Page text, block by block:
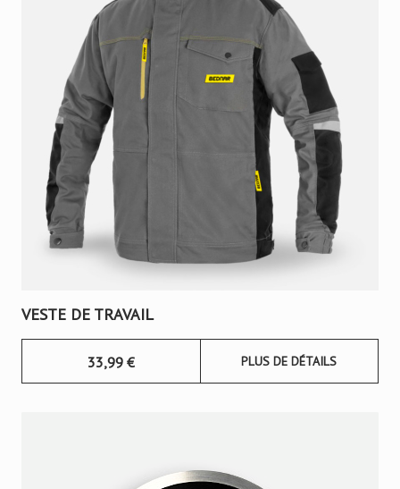
VESTE DE TRAVAIL
33,99 € PLUS DE DÉTAILS